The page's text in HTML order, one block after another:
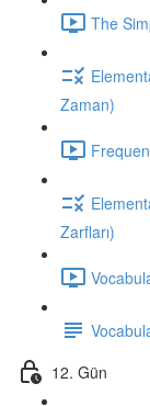
The
Zaman)
Zarfları)
12. Gün